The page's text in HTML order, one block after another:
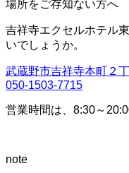
場所をご存知ない方へ
吉祥寺エクセルホテル
いでしょうか。
武蔵野市吉祥寺本町２
050-1503-7715
営業時間は、8:30～
note